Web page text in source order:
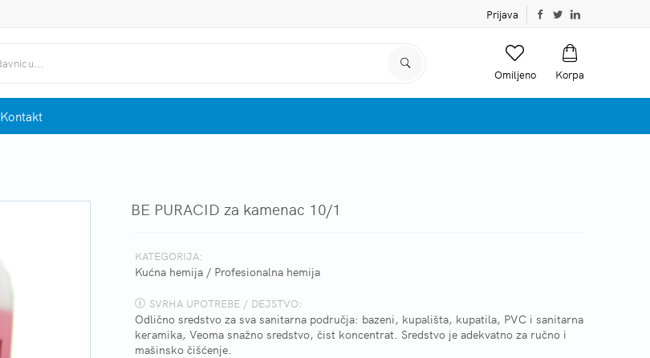
Prijava
Omiljeno Korpa
Kontakt
BE PURACID za kamenac 10/1
KATEGORIJA:
Kućna hemija / Profesionalna hemija
SVRHA UPOTREBE / DEJSTVO:
Odlično sredstvo za sva sanitarna područja: bazeni, kupališta, kupatila, PVC i sanitarna
keramika, Veoma snažno sredstvo, čist koncentrat. Sredstvo je adekvatno za ručno i
mašinsko čišćenje.